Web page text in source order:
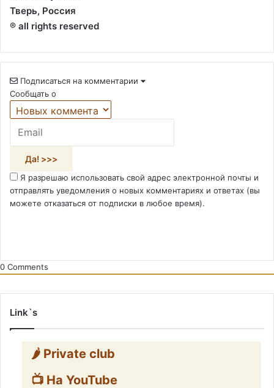
Тверь, Россия
® all rights reserved
Подписаться на комментарии
Сообщать о
Я разрешаю использовать свой адрес электронной почты и
отправлять уведомления о новых комментариях и ответах (вы
можете отказаться от подписки в любое время).
0 Comments
Link`s
🌶️ Private club
📺 На YouTube